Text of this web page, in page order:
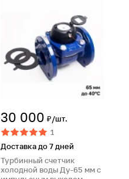
30 000 ₽/шт.
1
Доставка до 7 дней
Турбинный счетчик
холодной воды Ду-65 мм с